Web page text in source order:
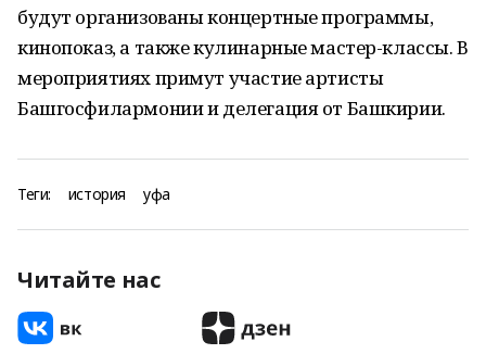
будут организованы концертные программы,
кинопоказ, а также кулинарные мастер-классы. В
мероприятиях примут участие артисты
Башгосфилармонии и делегация от Башкирии.
Теги: история уфа
Читайте нас